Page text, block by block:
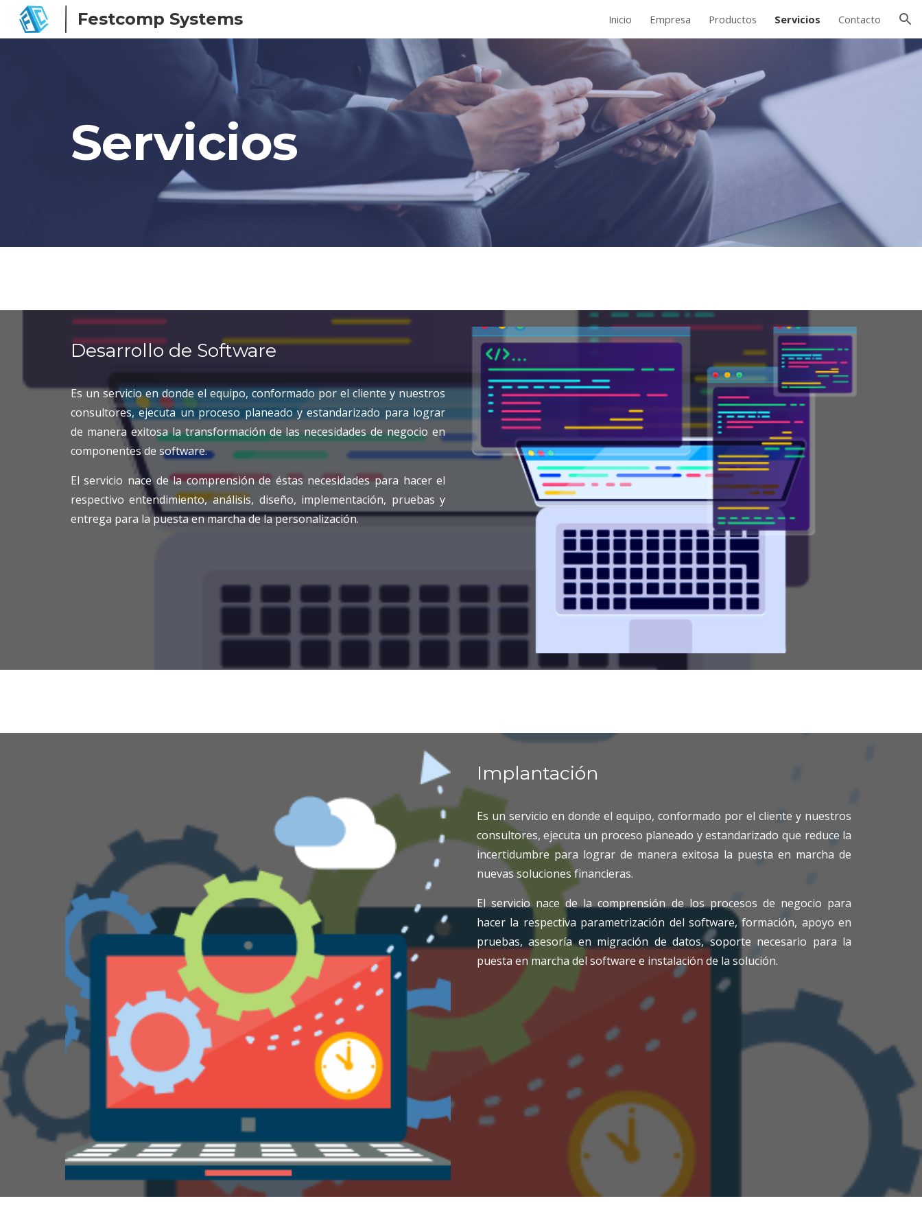
Skip to navigation
Festcomp Systems Inicio Empresa Productos Servicios Contacto
Servicios
Desarrollo de Software
Es un servicio en donde el equipo, conformado por el cliente y nuestros
consultores, ejecuta un proceso planeado y estandarizado para lograr
de manera exitosa la transformación de las necesidades de negocio en
componentes de software.
El servicio nace de la comprensión de éstas necesidades para hacer el
respectivo entendimiento, análisis, diseño, implementación, pruebas y
entrega para la puesta en marcha de la personalización.
Implantación
Es un servicio en donde el equipo, conformado por el cliente y nuestros
consultores, ejecuta un proceso planeado y estandarizado que reduce la
incertidumbre para lograr de manera exitosa la puesta en marcha de
nuevas soluciones financieras.
El servicio nace de la comprensión de los procesos de negocio para
hacer la respectiva parametrización del software, formación, apoyo en
pruebas, asesoría en migración de datos, soporte necesario para la
puesta en marcha del software e instalación de la solución.